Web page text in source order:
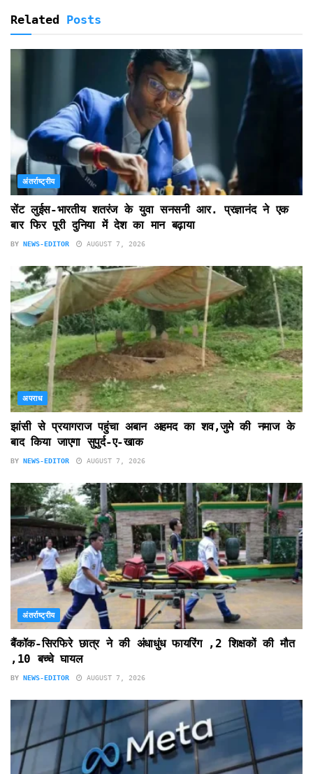
Related Posts
अंतर्राष्ट्रीय
सेंट लुईस-भारतीय शतरंज के युवा सनसनी आर. प्रज्ञानंद ने एक
बार फिर पूरी दुनिया में देश का मान बढ़ाया
BY NEWS-EDITOR AUGUST 7, 2026
अपराध
झांसी से प्रयागराज पहुंचा अबान अहमद का शव,जुमे की नमाज के
बाद किया जाएगा सुपुर्द-ए-खाक
BY NEWS-EDITOR AUGUST 7, 2026
अंतर्राष्ट्रीय
बैंकॉक-सिरफिरे छात्र ने की अंधाधुंध फायरिंग ,2 शिक्षकों की मौत
,10 बच्चे घायल
BY NEWS-EDITOR AUGUST 7, 2026